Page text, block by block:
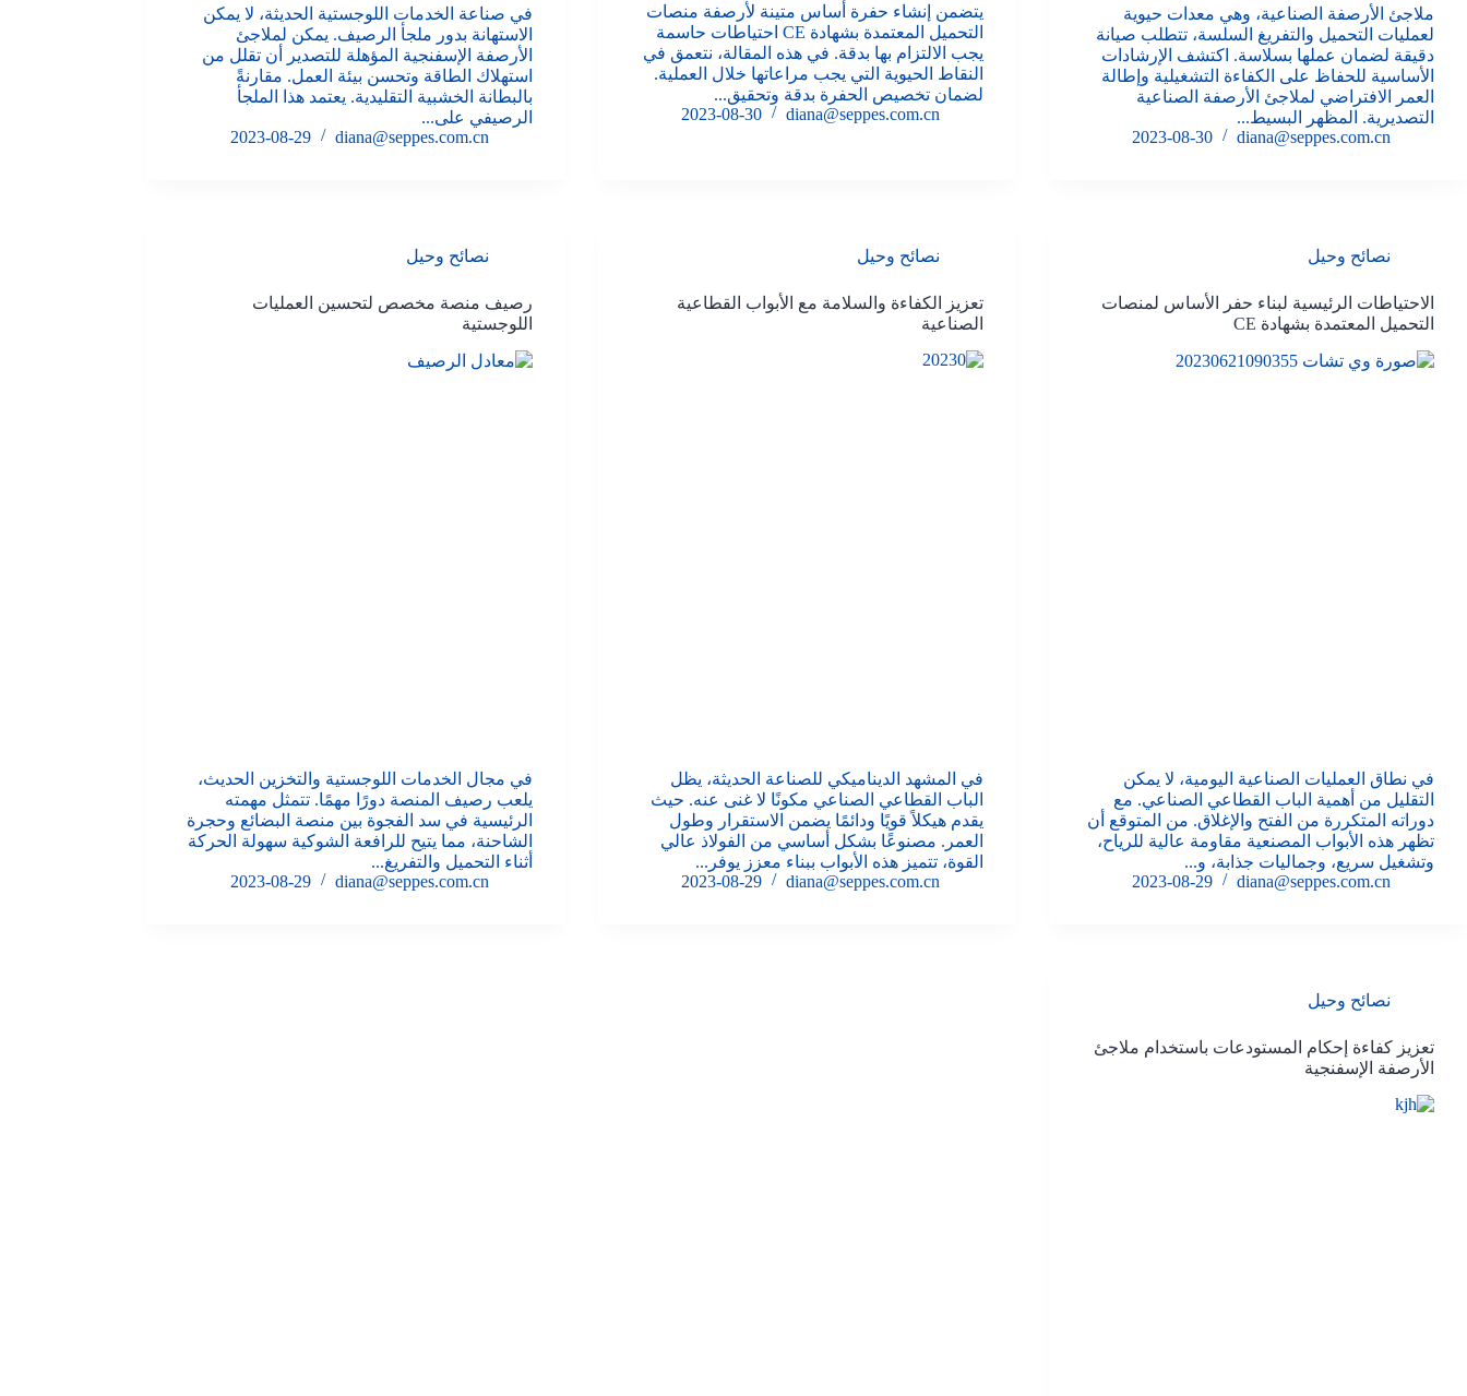
ملاجئ الأرصفة الصناعية، وهي معدات حيوية
لعمليات التحميل والتفريغ السلسة، تتطلب صيانة
دقيقة لضمان عملها بسلاسة. اكتشف الإرشادات
الأساسية للحفاظ على الكفاءة التشغيلية وإطالة
العمر الافتراضي لملاجئ الأرصفة الصناعية
التصديرية. المظهر البسيط...
diana@seppes.com.cn
2023-08-30
يتضمن إنشاء حفرة أساس متينة لأرصفة منصات
التحميل المعتمدة بشهادة CE احتياطات حاسمة
يجب الالتزام بها بدقة. في هذه المقالة، نتعمق في
النقاط الحيوية التي يجب مراعاتها خلال العملية.
لضمان تخصيص الحفرة بدقة وتحقيق...
diana@seppes.com.cn
2023-08-30
في صناعة الخدمات اللوجستية الحديثة، لا يمكن
الاستهانة بدور ملجأ الرصيف. يمكن لملاجئ
الأرصفة الإسفنجية المؤهلة للتصدير أن تقلل من
استهلاك الطاقة وتحسن بيئة العمل. مقارنةً
بالبطانة الخشبية التقليدية. يعتمد هذا الملجأ
الرصيفي على...
diana@seppes.com.cn
2023-08-29
نصائح وحيل
الاحتياطات الرئيسية لبناء حفر الأساس لمنصات
التحميل المعتمدة بشهادة CE
في نطاق العمليات الصناعية اليومية، لا يمكن
التقليل من أهمية الباب القطاعي الصناعي. مع
دوراته المتكررة من الفتح والإغلاق. من المتوقع أن
تظهر هذه الأبواب المصنعية مقاومة عالية للرياح،
وتشغيل سريع، وجماليات جذابة، و...
diana@seppes.com.cn
2023-08-29
نصائح وحيل
تعزيز الكفاءة والسلامة مع الأبواب القطاعية
الصناعية
في المشهد الديناميكي للصناعة الحديثة، يظل
الباب القطاعي الصناعي مكونًا لا غنى عنه. حيث
يقدم هيكلاً قويًا ودائمًا يضمن الاستقرار وطول
العمر. مصنوعًا بشكل أساسي من الفولاذ عالي
القوة، تتميز هذه الأبواب ببناء معزز يوفر...
diana@seppes.com.cn
2023-08-29
نصائح وحيل
رصيف منصة مخصص لتحسين العمليات
اللوجستية
في مجال الخدمات اللوجستية والتخزين الحديث،
يلعب رصيف المنصة دورًا مهمًا. تتمثل مهمته
الرئيسية في سد الفجوة بين منصة البضائع وحجرة
الشاحنة، مما يتيح للرافعة الشوكية سهولة الحركة
أثناء التحميل والتفريغ...
diana@seppes.com.cn
2023-08-29
نصائح وحيل
تعزيز كفاءة إحكام المستودعات باستخدام ملاجئ
الأرصفة الإسفنجية